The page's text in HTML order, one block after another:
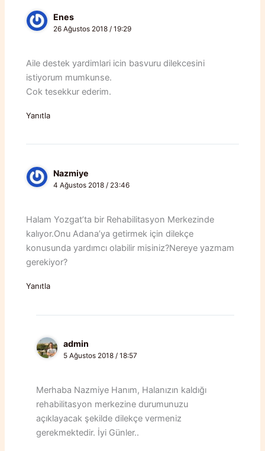
Enes
26 Ağustos 2018 / 19:29
Aile destek yardimlari icin basvuru dilekcesini
istiyorum mumkunse.
Cok tesekkur ederim.
Yanıtla
Nazmiye
4 Ağustos 2018 / 23:46
Halam Yozgat’ta bir Rehabilitasyon Merkezinde
kalıyor.Onu Adana’ya getirmek için dilekçe
konusunda yardımcı olabilir misiniz?Nereye yazmam
gerekiyor?
Yanıtla
admin
5 Ağustos 2018 / 18:57
Merhaba Nazmiye Hanım, Halanızın kaldığı
rehabilitasyon merkezine durumunuzu
açıklayacak şekilde dilekçe vermeniz
gerekmektedir. İyi Günler..